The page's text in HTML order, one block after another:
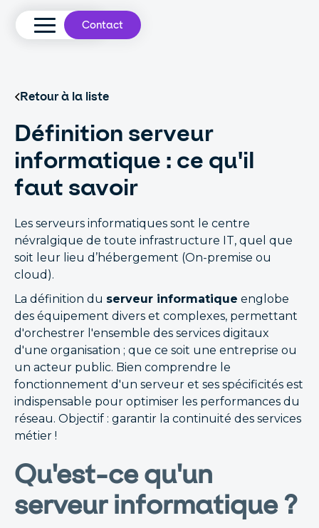
Contact
Retour à la liste
Définition serveur
informatique : ce qu'il
faut savoir
Les serveurs informatiques sont le centre
névralgique de toute infrastructure IT, quel que
soit leur lieu d’hébergement (On-premise ou
cloud).
La définition du serveur informatique englobe
des équipement divers et complexes, permettant
d'orchestrer l'ensemble des services digitaux
d'une organisation ; que ce soit une entreprise ou
un acteur public. Bien comprendre le
fonctionnement d'un serveur et ses spécificités est
indispensable pour optimiser les performances du
réseau. Objectif : garantir la continuité des services
métier !
Qu'est-ce qu'un
serveur informatique ?